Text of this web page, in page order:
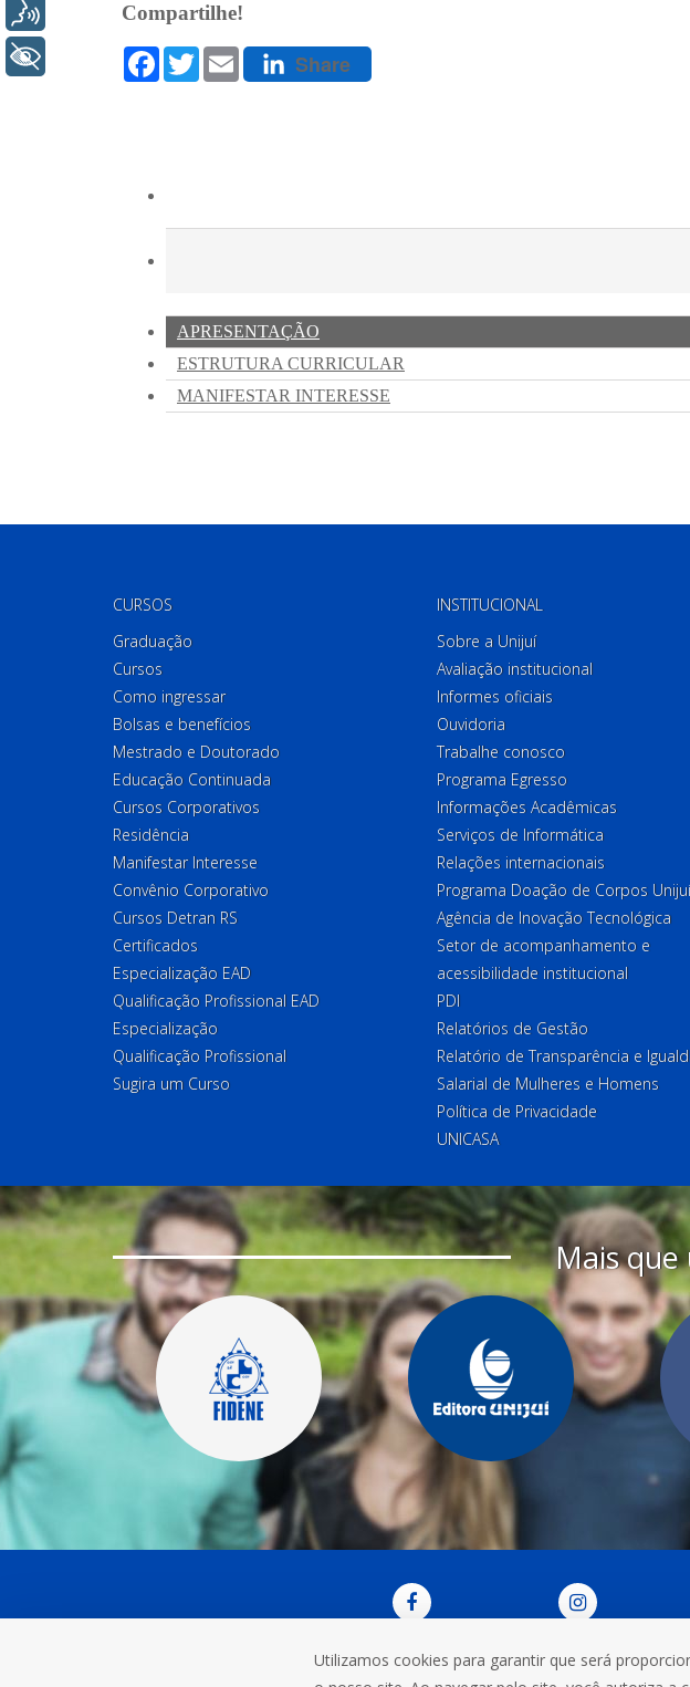
CURSOS
Graduação
Cursos
Como ingressar
Bolsas e benefícios
Mestrado e Doutorado
Educação Continuada
Cursos Corporativos
Residência
Manifestar Interesse
Convênio Corporativo
Cursos Detran RS
Certificados
Especialização EAD
Qualificação Profissional EAD
Especialização
Qualificação Profissional
Sugira um Curso
INSTITUCIONAL
Sobre a Unijuí
Avaliação institucional
Informes oficiais
Ouvidoria
Trabalhe conosco
Programa Egresso
Informações Acadêmicas
Serviços de Informática
Relações internacionais
Programa Doação de Corpos Unijuí
Agência de Inovação Tecnológica
Setor de acompanhamento e
acessibilidade institucional
PDI
Relatórios de Gestão
Relatório de Transparência e
Salarial de Mulheres e Homens
Política de Privacidade
UNICASA
Mais que
OUVIDORIA CONTATOS
Utilizamos cookies para garantir que será
+ Acessibilidade